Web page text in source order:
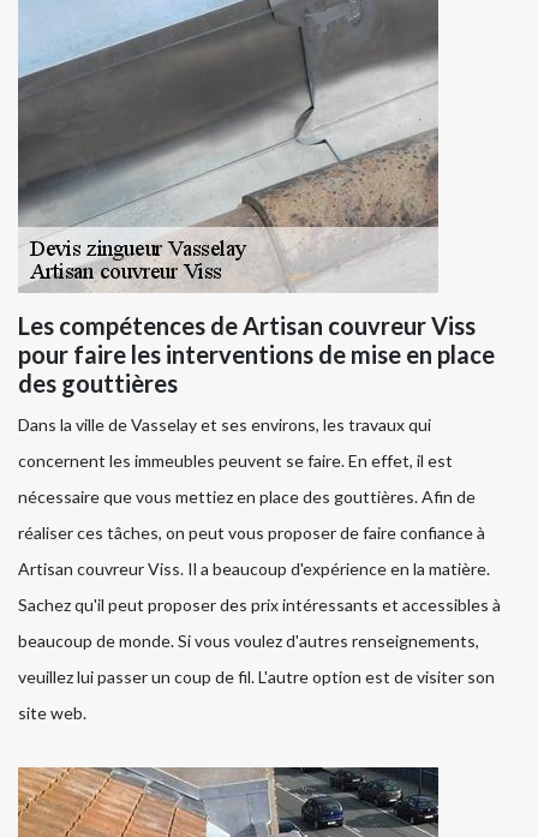
Les compétences de Artisan couvreur Viss
pour faire les interventions de mise en place
des gouttières
Dans la ville de Vasselay et ses environs, les travaux qui
concernent les immeubles peuvent se faire. En effet, il est
nécessaire que vous mettiez en place des gouttières. Afin de
réaliser ces tâches, on peut vous proposer de faire confiance à
Artisan couvreur Viss. Il a beaucoup d'expérience en la matière.
Sachez qu'il peut proposer des prix intéressants et accessibles à
beaucoup de monde. Si vous voulez d'autres renseignements,
veuillez lui passer un coup de fil. L'autre option est de visiter son
site web.